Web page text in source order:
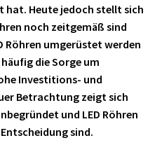
Heute jedoch stellt sich
noch zeitgemäß sind
Röhren umgerüstet werden
die Sorge um
Investitions- und
Betrachtung zeigt sich
und LED Röhren
sind.LED